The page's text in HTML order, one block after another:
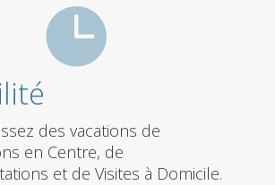

des vacations de
en Centre, de
et de Visites à Domicile.